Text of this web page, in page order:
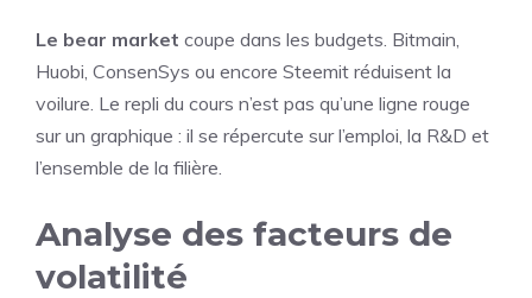
Le bear market coupe dans les budgets. Bitmain,
Huobi, ConsenSys ou encore Steemit réduisent la
voilure. Le repli du cours n’est pas qu’une ligne rouge
sur un graphique : il se répercute sur l’emploi, la R&D et
l’ensemble de la filière.
Analyse des facteurs de
volatilité